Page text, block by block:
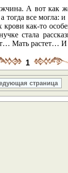
А вот как
все могла:
крови как-то
стала
Мать растет…
1
страница